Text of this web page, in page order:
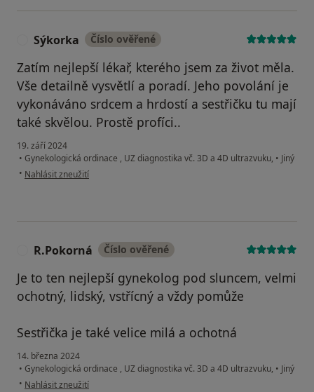
Sýkorka Číslo ověřené
Zatím nejlepší lékař, kterého jsem za život měla.
Vše detailně vysvětlí a poradí. Jeho povolání je
vykonáváno srdcem a hrdostí a sestřičku tu mají
také skvělou. Prostě profíci..
19. září 2024
• Gynekologická ordinace , UZ diagnostika vč. 3D a 4D ultrazvuku, • Jiný
• podle názoru uživatele Sýkorka
Nahlásit zneužití
R.Pokorná Číslo ověřené
Je to ten nejlepší gynekolog pod sluncem, velmi
ochotný, lidský, vstřícný a vždy pomůže
Sestřička je také velice milá a ochotná
14. března 2024
• Gynekologická ordinace , UZ diagnostika vč. 3D a 4D ultrazvuku, • Jiný
• podle názoru uživatele R.Pokorná
Nahlásit zneužití